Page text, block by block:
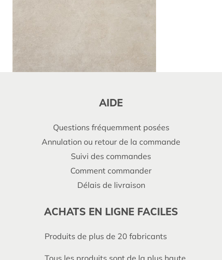
AIDE
Questions fréquemment posées
Annulation ou retour de la commande
Suivi des commandes
Comment commander
Délais de livraison
ACHATS EN LIGNE FACILES
Produits de plus de 20 fabricants
Tous les produits sont de la plus haute